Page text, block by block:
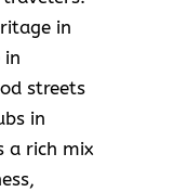
in
in
streets
in
a rich mix